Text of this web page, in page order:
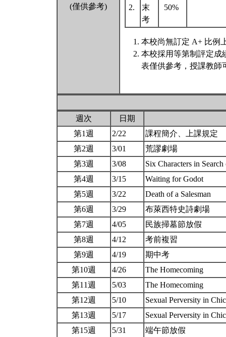
(僅供參考)
2.
末
考
50%
本校尚無訂定 A+ 比例
本校採用等第制評定成
表僅供參考，授課教師
週次
日期
第1週
2/22
課程簡介、上課規定
第2週
3/01
荒謬劇場
第3週
3/08
Six Characters in
第4週
3/15
Waiting for Godot
第5週
3/22
Death of a Salesman
第6週
3/29
布萊西特史詩劇場
第7週
4/05
民族掃墓節放假
第8週
4/12
考前複習
第9週
4/19
期中考
第10週
4/26
The Homecoming
第11週
5/03
The Homecoming
第12週
5/10
Sexual Perversity in
第13週
5/17
Sexual Perversity in
第15週
5/31 端午節放假